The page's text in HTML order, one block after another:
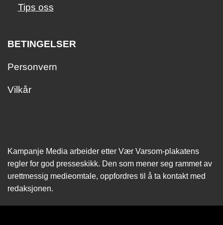
Tips oss
BETINGELSER
Personvern
Vilkår
Kampanje Media arbeider etter Vær Varsom-plakatens
regler for god presseskikk. Den som mener seg rammet av
urettmessig medie­omtale, oppfordres til å ta kontakt med
redaksjonen.